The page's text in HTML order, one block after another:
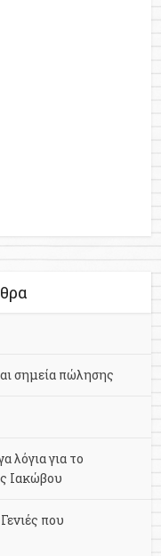
σημεία πώλησης
λόγια για το
Ιακώβου
που